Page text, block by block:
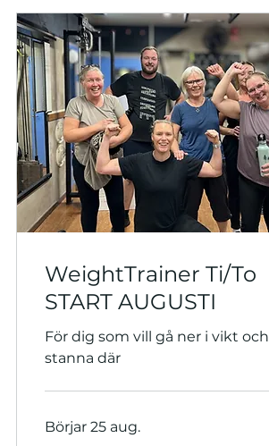
WeightTrainer Ti/To
START AUGUSTI
För dig som vill gå ner i vikt och
stanna där
Börjar 25 aug.